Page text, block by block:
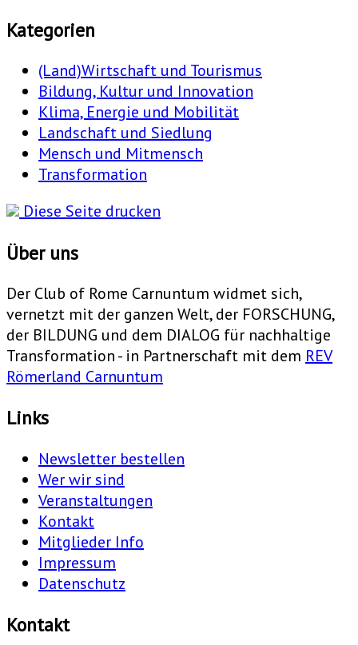
Kategorien
(Land)Wirtschaft und Tourismus
Bildung, Kultur und Innovation
Klima, Energie und Mobilität
Landschaft und Siedlung
Mensch und Mitmensch
Transformation
Diese Seite drucken
Über uns
Der Club of Rome Carnuntum widmet sich,
vernetzt mit der ganzen Welt, der FORSCHUNG,
der BILDUNG und dem DIALOG für nachhaltige
Transformation - in Partnerschaft mit dem REV
Römerland Carnuntum
Links
Newsletter bestellen
Wer wir sind
Veranstaltungen
Kontakt
Mitglieder Info
Impressum
Datenschutz
Kontakt